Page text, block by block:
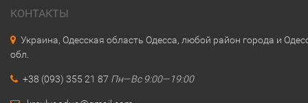
КОНТАКТЫ
Украина, Одесская область Одесса, любой район города и
обл.
+38 (093) 355 21 87 Пн—Вс 9:00—19:00